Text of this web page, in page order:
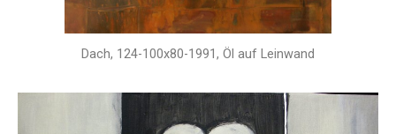
Dach, 124-100x80-1991, Öl auf Leinwand